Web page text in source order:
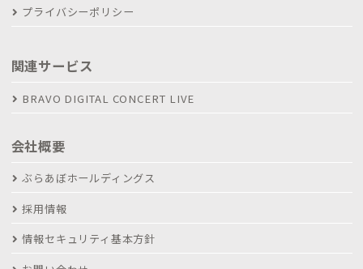
プライバシーポリシー
関連サービス
BRAVO DIGITAL CONCERT LIVE
会社概要
ぶらあぼホールディングス
採用情報
情報セキュリティ基本方針